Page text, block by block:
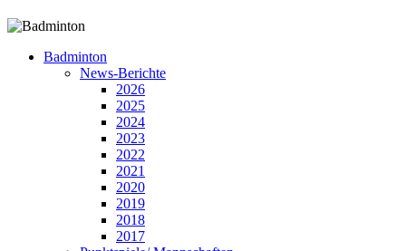
Badminton
News-Berichte
2026
2025
2024
2023
2022
2021
2020
2019
2018
2017